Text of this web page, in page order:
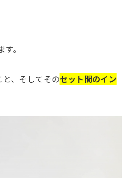
。
と、そしてそのセット間のイン